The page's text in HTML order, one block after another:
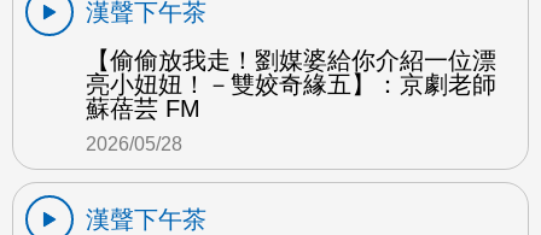
漢聲下午茶
【偷偷放我走！劉媒婆給你介紹一位漂
亮小妞妞！－雙姣奇緣五】：京劇老師
蘇蓓芸 FM
2026/05/28
漢聲下午茶